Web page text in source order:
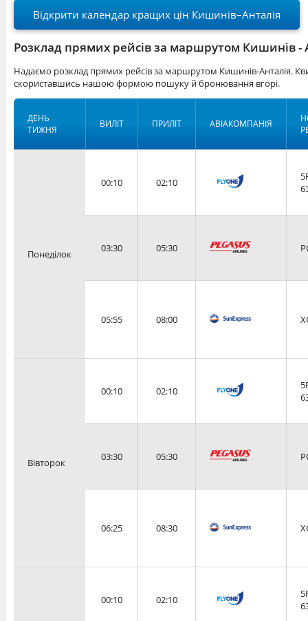
Відкрити календар кращих цін Кишинів–Анталія
Розклад прямих рейсів за маршрутом Кишинів -
Надаємо розклад прямих рейсів за маршрутом Кишинів-Анталія.
скориставшись нашою формою пошуку й бронювання вгорі.
ДЕНЬ
ТИЖНЯ
ВИЛІТ ПРИЛІТ АВІАКОМПАНІЯ
Понеділок
00:10 02:10
03:30 05:30
05:55 08:00
Вівторок
00:10 02:10
03:30 05:30
06:25 08:30
00:10 02:10